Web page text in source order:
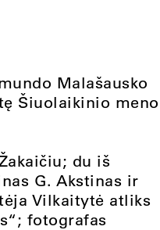
Malašausko
Šiuolaikinio meno
du iš
G. Akstinas ir
Vilkaitytė atliks
fotografas